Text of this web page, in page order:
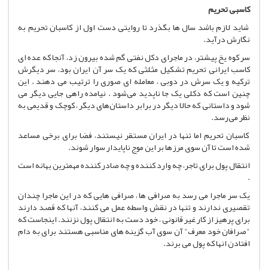
کاسبی تحریم
شاید لازم باشد سال ها بگذرد تا روایتی دست اول از کاسبان تحریم به
نگارش درآید.
سر کوه یخ پیشتر، در ماجرای دکل نفتی گم شده بیرون زد، آنجا که عده ای
کاسب ایرانی تحریم تشکیل مثلثی که یک سر آن ایران بود، سر دیگرش
ترکیه و یک سرش در دوبی ، معامله ای صوری را ترتیب می دهند . این
چنین است که دکلی یک جا ناپدید می‌شود . نیامده راهی جایی دیگر می
شود و داستانی که حالا دیگر در برابر داستان‌های دیگر ، کوچک و قدیمی به
نظر می‌رسد.
کاسبان تحریم اما تنها در ایران مستقر نیستند، فضا برای برخی مساعد
شده است تا آن سوی مرزها بر این موج ناپایدار سوار شوند.
انتقال پول برای تاجر، چه وارد کننده و چه صادر کننده مهمترین بهانه است
.
یک سر ماجرا می رسد به صرافی ها ، صرافی هایی که در این ماجرا چندان
تقصیری ندارند و تنها در نقش واسطه عمل می کنند، آنها که قصد دارند
برای پرهیز از کار غیر قانونی ، خود دست به انتقال پول نزنند. اینجاست که
"صرافان خود معرف" آن سوی آب گزینه های مناسبی هستند برای به دام
افتادن انها که پول می برند.